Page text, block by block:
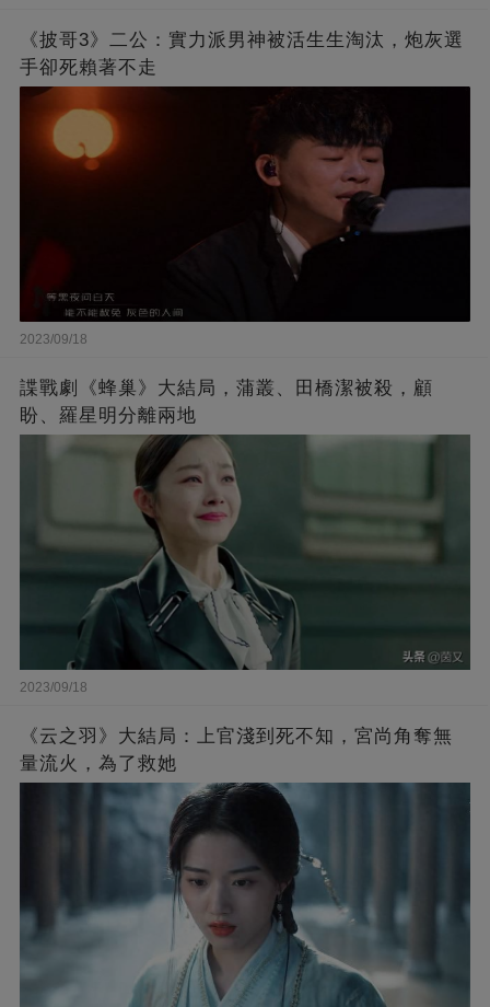
《披哥3》二公：實力派男神被活生生淘汰，炮灰選
手卻死賴著不走
2023/09/18
諜戰劇《蜂巢》大結局，蒲叢、田橋潔被殺，顧
盼、羅星明分離兩地
2023/09/18
《云之羽》大結局：上官淺到死不知，宮尚角奪無
量流火，為了救她